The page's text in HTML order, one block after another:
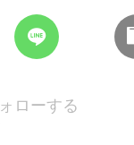
ローする